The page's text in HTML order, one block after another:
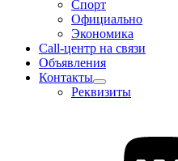
Спорт
Официально
Экономика
Call-центр на связи
Объявления
Контакты
Реквизиты